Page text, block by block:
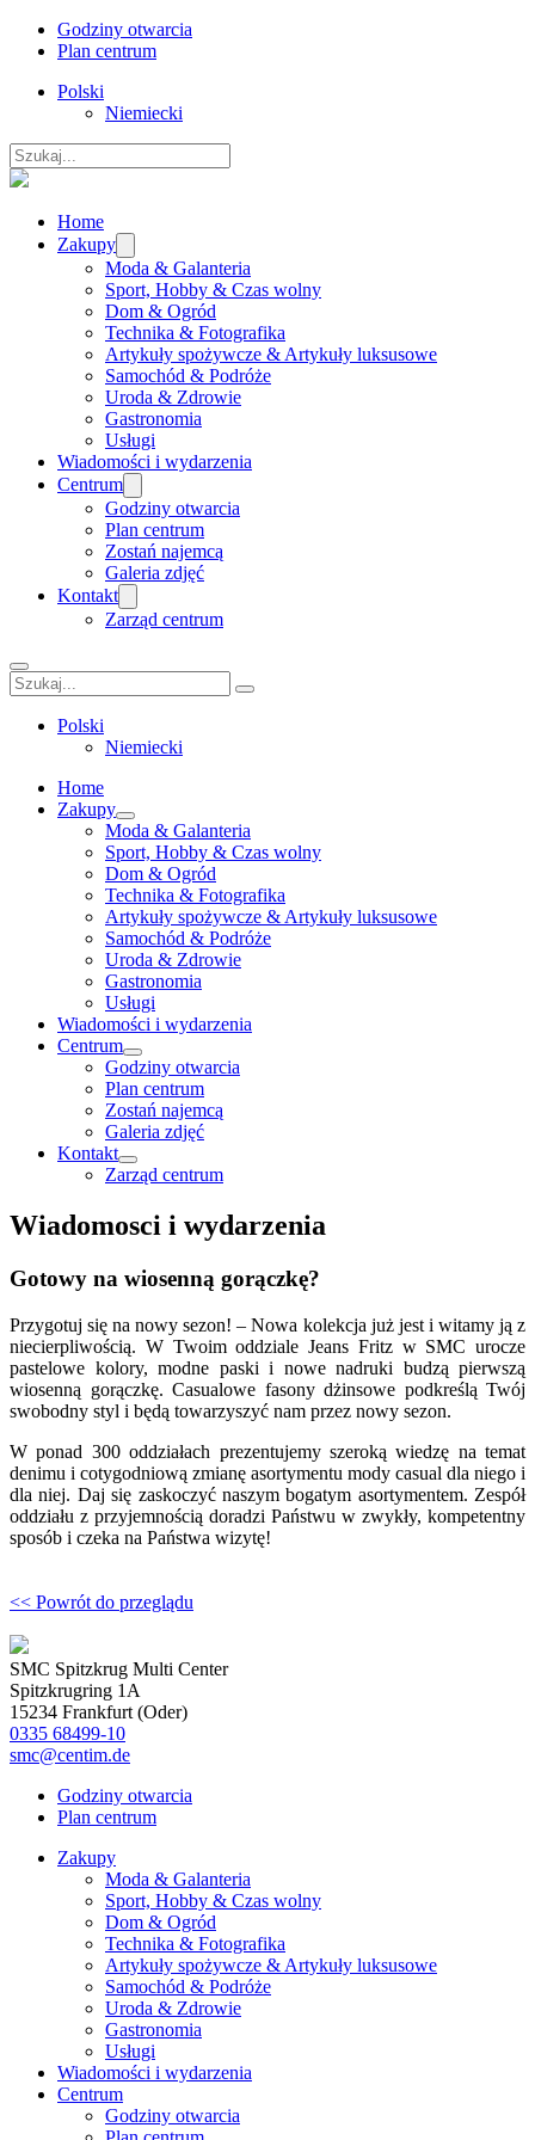
Godziny otwarcia
Plan centrum
Polski
Niemiecki
Szukaj
Home
Zakupy
Moda & Galanteria
Sport, Hobby & Czas wolny
Dom & Ogród
Technika & Fotografika
Artykuły spożywcze & Artykuły luksusowe
Samochód & Podróże
Uroda & Zdrowie
Gastronomia
Usługi
Wiadomości i wydarzenia
Centrum
Godziny otwarcia
Plan centrum
Zostań najemcą
Galeria zdjęć
Kontakt
Zarząd centrum
Szukaj
Polski
Niemiecki
Home
Zakupy
Moda & Galanteria
Sport, Hobby & Czas wolny
Dom & Ogród
Technika & Fotografika
Artykuły spożywcze & Artykuły luksusowe
Samochód & Podróże
Uroda & Zdrowie
Gastronomia
Usługi
Wiadomości i wydarzenia
Centrum
Godziny otwarcia
Plan centrum
Zostań najemcą
Galeria zdjęć
Kontakt
Zarząd centrum
Wiadomosci i wydarzenia
Gotowy na wiosenną gorączkę?
Przygotuj się na nowy sezon! – Nowa kolekcja już jest i witamy ją z
niecierpliwością. W Twoim oddziale Jeans Fritz w SMC urocze
pastelowe kolory, modne paski i nowe nadruki budzą pierwszą
wiosenną gorączkę. Casualowe fasony dżinsowe podkreślą Twój
swobodny styl i będą towarzyszyć nam przez nowy sezon.
W ponad 300 oddziałach prezentujemy szeroką wiedzę na temat
denimu i cotygodniową zmianę asortymentu mody casual dla niego i
dla niej. Daj się zaskoczyć naszym bogatym asortymentem. Zespół
oddziału z przyjemnością doradzi Państwu w zwykły, kompetentny
sposób i czeka na Państwa wizytę!
<< Powrót do przeglądu
SMC Spitzkrug Multi Center
Spitzkrugring 1A
15234 Frankfurt (Oder)
0335 68499-10
smc@centim.de
Godziny otwarcia
Plan centrum
Zakupy
Moda & Galanteria
Sport, Hobby & Czas wolny
Dom & Ogród
Technika & Fotografika
Artykuły spożywcze & Artykuły luksusowe
Samochód & Podróże
Uroda & Zdrowie
Gastronomia
Usługi
Wiadomości i wydarzenia
Centrum
Godziny otwarcia